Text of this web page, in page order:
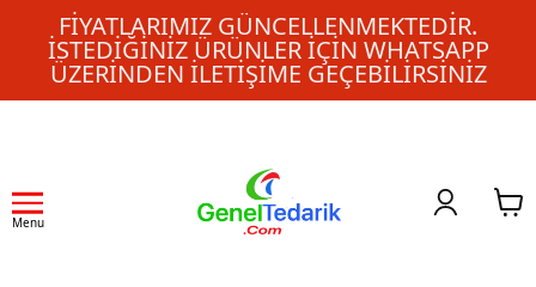
FIYATLARIMIZ GÜNCELLENMEKTEDIR.
İSTEDIĞINIZ ÜRÜNLER IÇIN WHATSAPP
ÜZERINDEN ILETIŞIME GEÇEBILIRSINIZ
Menu